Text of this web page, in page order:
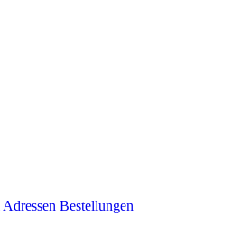
Adressen Bestellungen